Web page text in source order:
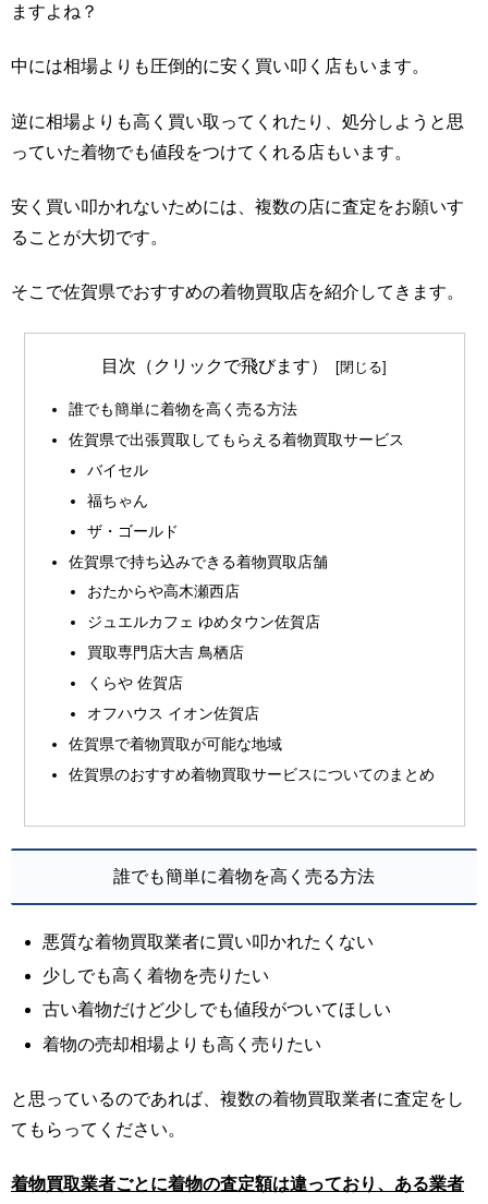
ますよね？
中には相場よりも圧倒的に安く買い叩く店もいます。
逆に相場よりも高く買い取ってくれたり、処分しようと思
っていた着物でも値段をつけてくれる店もいます。
安く買い叩かれないためには、複数の店に査定をお願いす
ることが大切です。
そこで佐賀県でおすすめの着物買取店を紹介してきます。
目次（クリックで飛びます）
誰でも簡単に着物を高く売る方法
佐賀県で出張買取してもらえる着物買取サービス
バイセル
福ちゃん
ザ・ゴールド
佐賀県で持ち込みできる着物買取店舗
おたからや高木瀬西店
ジュエルカフェ ゆめタウン佐賀店
買取専門店大吉 鳥栖店
くらや 佐賀店
オフハウス イオン佐賀店
佐賀県で着物買取が可能な地域
佐賀県のおすすめ着物買取サービスについてのまとめ
誰でも簡単に着物を高く売る方法
悪質な着物買取業者に買い叩かれたくない
少しでも高く着物を売りたい
古い着物だけど少しでも値段がついてほしい
着物の売却相場よりも高く売りたい
と思っているのであれば、複数の着物買取業者に査定をし
てもらってください。
着物買取業者ごとに着物の査定額は違っており、ある業者